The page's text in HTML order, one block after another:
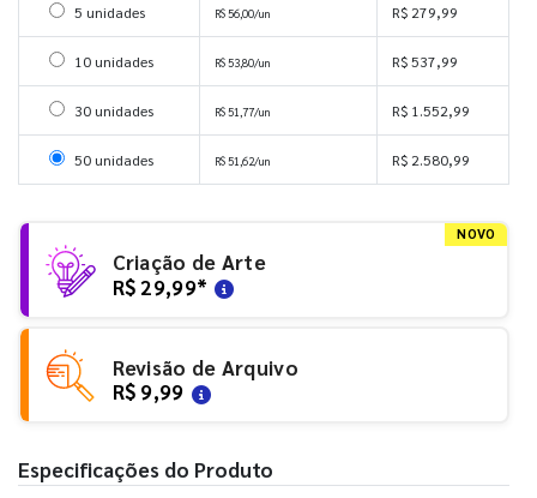
Selecionar 5 unidades
5 unidades R$ 56,00/un R$ 279,99
Selecionar 10 unidades
10 unidades R$ 53,80/un R$ 537,99
Selecionar 30 unidades
30 unidades R$ 51,77/un R$ 1.552,99
Selecionar 50 unidades
50 unidades R$ 51,62/un R$ 2.580,99
NOVO
Criação de Arte
R$ 29,99*
Revisão de Arquivo
R$ 9,99
Especificações do Produto